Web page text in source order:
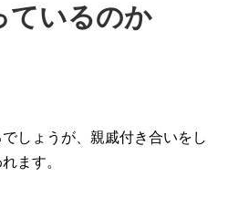
ているのか
しょうが、親戚付き合いをし
ます。